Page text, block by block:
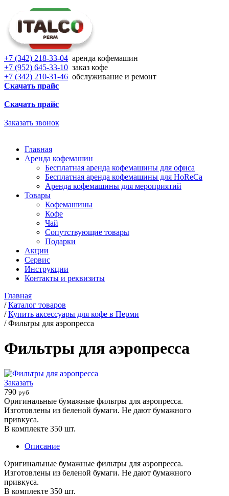
+7 (342) 218-33-04 аренда кофемашин
+7 (952) 645-33-10 заказ кофе
+7 (342) 210-31-46 обслуживание и ремонт
Скачать прайс
Скачать прайс
Заказать звонок
Главная
Аренда кофемашин
Бесплатная аренда кофемашины для офиса
Бесплатная аренда кофемашины для HoReCa
Аренда кофемашины для мероприятий
Товары
Кофемашины
Кофе
Чай
Сопутствующие товары
Подарки
Акции
Сервис
Инструкции
Контакты и реквизиты
Главная
/ Каталог товаров
/ Купить аксессуары для кофе в Перми
/ Фильтры для аэропресса
Фильтры для аэропресса
Заказать
790 руб
Оригинальные бумажные фильтры для аэропресса.
Изготовлены из беленой бумаги. Не дают бумажного
привкуса.
В комплекте 350 шт.
Описание
Оригинальные бумажные фильтры для аэропресса.
Изготовлены из беленой бумаги. Не дают бумажного
привкуса.
В комплекте 350 шт.